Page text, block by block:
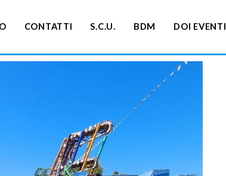
CONTATTI S.C.U. BDM DOI EVENTI